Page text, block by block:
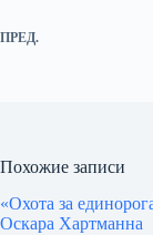
ПРЕД.
Похожие записи
«Охота за
Оскара Хартманна